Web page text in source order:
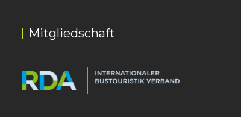
Mitgliedschaft